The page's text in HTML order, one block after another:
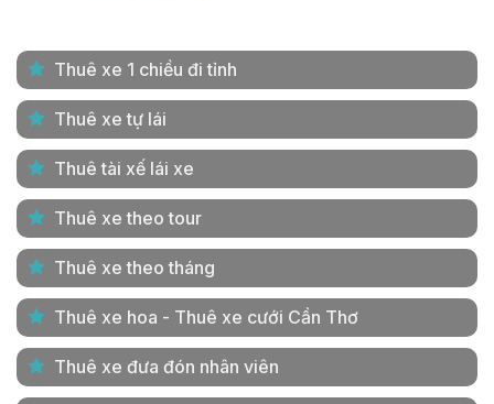
Thuê xe 1 chiều đi tỉnh
Thuê xe tự lái
Thuê tài xế lái xe
Thuê xe theo tour
Thuê xe theo tháng
Thuê xe hoa - Thuê xe cưới Cần Thơ
Thuê xe đưa đón nhân viên